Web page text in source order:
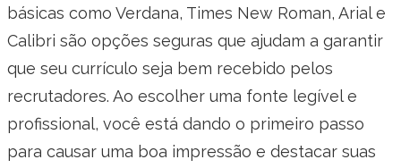
básicas como Verdana, Times New Roman, Arial e
Calibri são opções seguras que ajudam a garantir
que seu currículo seja bem recebido pelos
recrutadores. Ao escolher uma fonte legível e
profissional, você está dando o primeiro passo
para causar uma boa impressão e destacar suas